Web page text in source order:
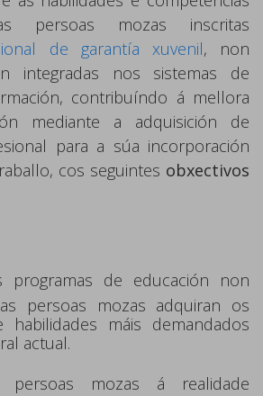
persoas mozas inscritas
de garantía xuvenil, non
integradas nos sistemas de
contribuíndo á mellora
mediante a adquisición de
para a súa incorporación
cos seguintes obxectivos
programas de educación non
persoas mozas adquiran os
habilidades máis demandados
actual.
persoas mozas á realidade